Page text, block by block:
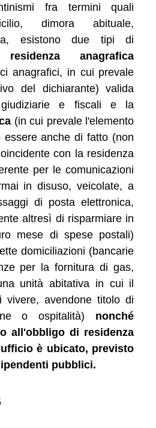
fra termini quali
dimora abituale,
esistono due tipi di
residenza anagrafica
anagrafici, in cui prevale
del dichiarante) valida
e fiscali e la
(in cui prevale l'elemento
essere anche di fatto (non
con la residenza
per le comunicazioni
in disuso, veicolate, a
di posta elettronica,
altresì di risparmiare in
mese di spese postali)
domiciliazioni (bancarie
per la fornitura di gas,
unità abitativa in cui il
vivere, avendone titolo di
o ospitalità) nonché
all'obbligo di residenza
è ubicato, previsto
pubblici.